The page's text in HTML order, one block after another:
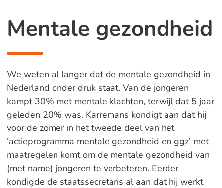
Mentale gezondheid
We weten al langer dat de mentale gezondheid in
Nederland onder druk staat. Van de jongeren
kampt 30% met mentale klachten, terwijl dat 5 jaar
geleden 20% was. Karremans kondigt aan dat hij
voor de zomer in het tweede deel van het
‘actieprogramma mentale gezondheid en ggz’ met
maatregelen komt om de mentale gezondheid van
(met name) jongeren te verbeteren. Eerder
kondigde de staatssecretaris al aan dat hij werkt